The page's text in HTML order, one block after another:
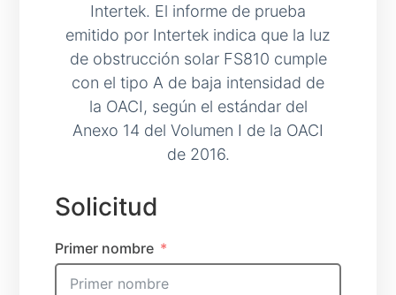
Intertek. El informe de prueba
emitido por Intertek indica que la luz
de obstrucción solar FS810 cumple
con el tipo A de baja intensidad de
la OACI, según el estándar del
Anexo 14 del Volumen I de la OACI
de 2016.
Solicitud
Primer nombre